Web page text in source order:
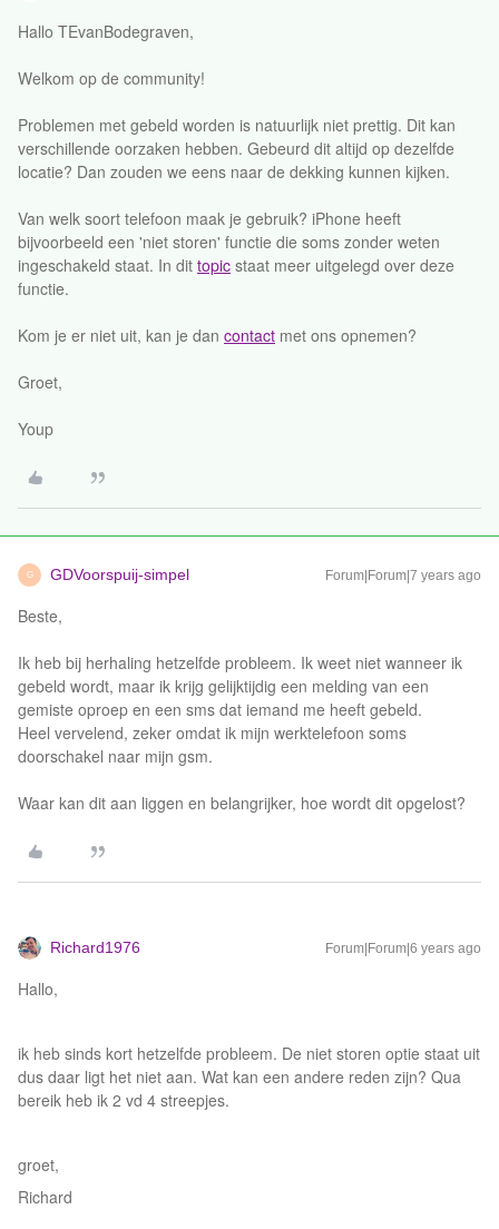
Hallo TEvanBodegraven,
Welkom op de community!
Problemen met gebeld worden is natuurlijk niet prettig. Dit kan
verschillende oorzaken hebben. Gebeurd dit altijd op dezelfde
locatie? Dan zouden we eens naar de dekking kunnen kijken.
Van welk soort telefoon maak je gebruik? iPhone heeft
bijvoorbeeld een 'niet storen' functie die soms zonder weten
ingeschakeld staat. In dit topic staat meer uitgelegd over deze
functie.
Kom je er niet uit, kan je dan contact met ons opnemen?
Groet,
Youp
G GDVoorspuij-simpel Forum|Forum|7 years ago
Beste,
Ik heb bij herhaling hetzelfde probleem. Ik weet niet wanneer ik
gebeld wordt, maar ik krijg gelijktijdig een melding van een
gemiste oproep en een sms dat iemand me heeft gebeld.
Heel vervelend, zeker omdat ik mijn werktelefoon soms
doorschakel naar mijn gsm.
Waar kan dit aan liggen en belangrijker, hoe wordt dit opgelost?
Richard1976 Forum|Forum|6 years ago
Hallo,
ik heb sinds kort hetzelfde probleem. De niet storen optie staat uit
dus daar ligt het niet aan. Wat kan een andere reden zijn? Qua
bereik heb ik 2 vd 4 streepjes.
groet,
Richard